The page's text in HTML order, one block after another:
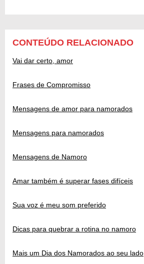
CONTEÚDO RELACIONADO
Vai dar certo, amor
Frases de Compromisso
Mensagens de amor para namorados
Mensagens para namorados
Mensagens de Namoro
Amar também é superar fases difíceis
Sua voz é meu som preferido
Dicas para quebrar a rotina no namoro
Mais um Dia dos Namorados ao seu lado